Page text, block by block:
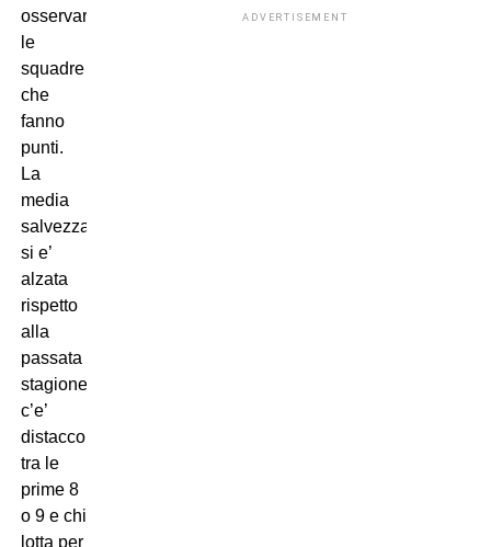
osservare
le
squadre
che
fanno
punti.
La
media
salvezza
si e’
alzata
rispetto
alla
passata
stagione,
c’e’
distacco
tra le
prime 8
o 9 e chi
lotta per
ADVERTISEMENT